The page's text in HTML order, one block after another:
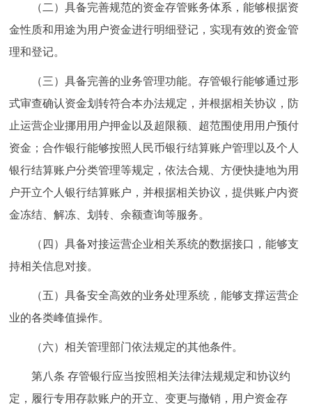
（二）具备完善规范的资金存管账务体系，能够根据资
金性质和用途为用户资金进行明细登记，实现有效的资金管
理和登记。
（三）具备完善的业务管理功能。存管银行能够通过形
式审查确认资金划转符合本办法规定，并根据相关协议，防
止运营企业挪用用户押金以及超限额、超范围使用用户预付
资金；合作银行能够按照人民币银行结算账户管理以及个人
银行结算账户分类管理等规定，依法合规、方便快捷地为用
户开立个人银行结算账户，并根据相关协议，提供账户内资
金冻结、解冻、划转、余额查询等服务。
（四）具备对接运营企业相关系统的数据接口，能够支
持相关信息对接。
（五）具备安全高效的业务处理系统，能够支撑运营企
业的各类峰值操作。
（六）相关管理部门依法规定的其他条件。
第八条 存管银行应当按照相关法律法规规定和协议约
定，履行专用存款账户的开立、变更与撤销，用户资金存